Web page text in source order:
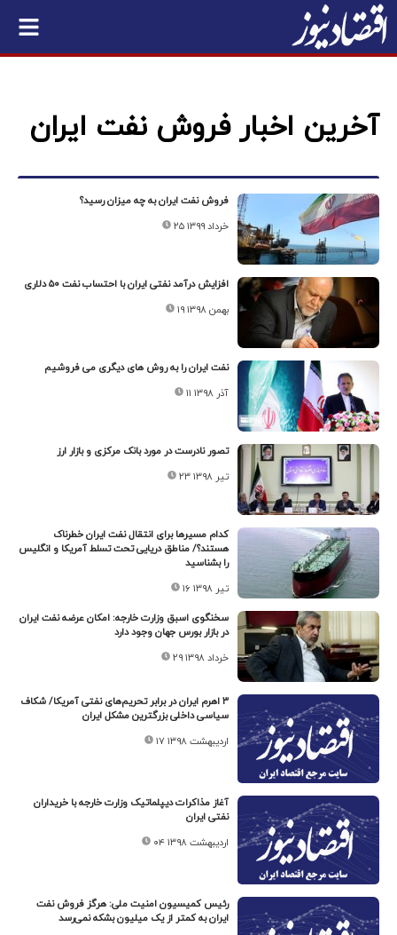
آخرین اخبار فروش نفت ایران
فروش نفت ایران به چه میزان رسید؟
۲۵ خرداد ۱۳۹۹
افزایش درآمد نفتی ایران با احتساب نفت ۵۰ دلاری
۱۹ بهمن ۱۳۹۸
نفت ایران را به روش های دیگری می فروشیم
۱۱ آذر ۱۳۹۸
تصور نادرست در مورد بانک مرکزی و بازار ارز
۲۳ تیر ۱۳۹۸
کدام مسیرها برای انتقال نفت ایران خطرناک
هستند؟/ مناطق دریایی تحت تسلط آمریکا و انگلیس
را بشناسید
۱۶ تیر ۱۳۹۸
سخنگوی اسبق وزارت خارجه: امکان عرضه نفت ایران
در بازار بورس جهان وجود دارد
۲۹ خرداد ۱۳۹۸
۳ اهرم ایران در برابر تحریم‌های نفتی آمریکا/ شکاف
سیاسی داخلی بزرگترین مشکل ایران
۱۷ اردیبهشت ۱۳۹۸
آغاز مذاکرات دیپلماتیک وزارت خارجه با خریداران
نفتی ایران
۰۴ اردیبهشت ۱۳۹۸
رئیس کمیسیون امنیت ملی: هرگز فروش نفت
ایران به کمتر از یک میلیون بشکه نمی‌رسد